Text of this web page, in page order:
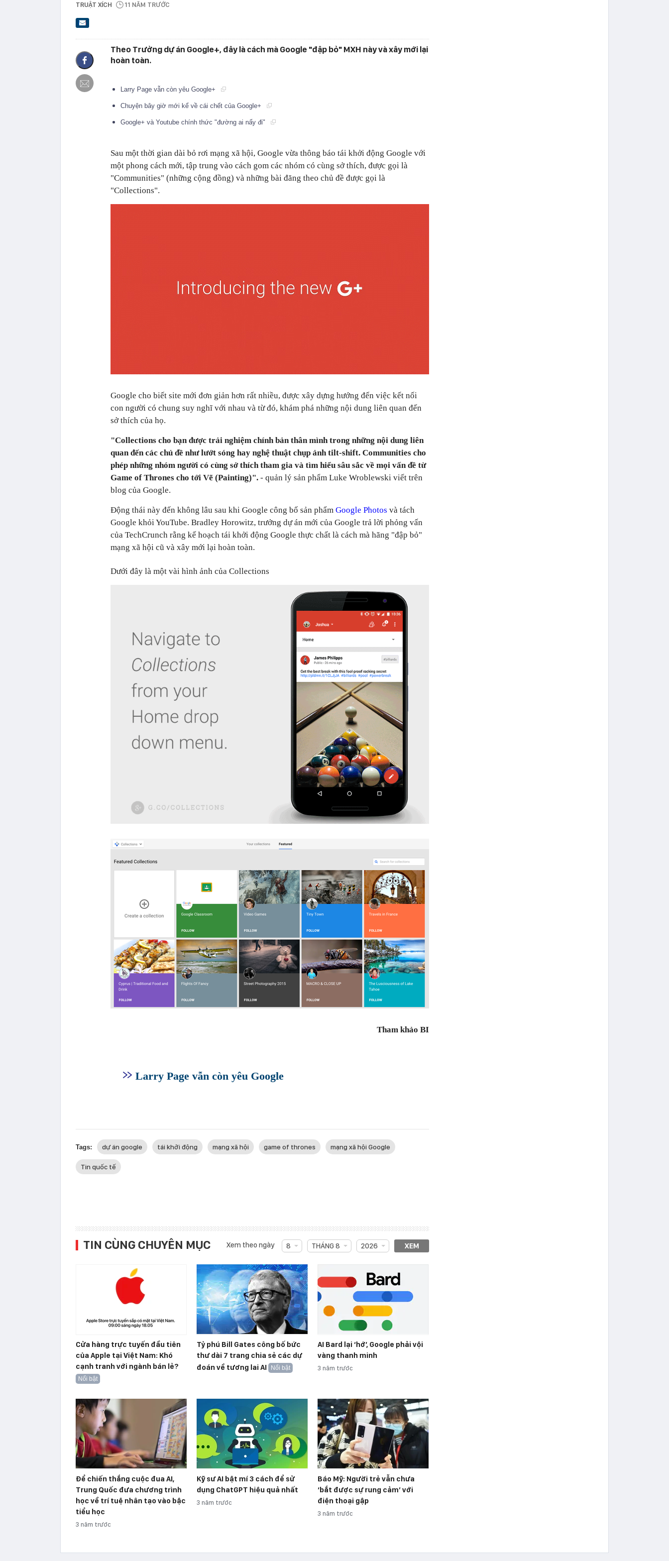
TRUẬT XÍCH 11 NĂM TRƯỚC
Theo Trưởng dự án Google+, đây là cách mà Google "đập bỏ" MXH này và xây mới lại
hoàn toàn.
Larry Page vẫn còn yêu Google+
Chuyện bây giờ mới kể về cái chết của Google+
Google+ và Youtube chính thức "đường ai nấy đi"
Sau một thời gian dài bỏ rơi mạng xã hội, Google vừa thông báo tái khởi động Google với
một phong cách mới, tập trung vào cách gom các nhóm có cùng sở thích, được gọi là
"Communities" (những cộng đồng) và những bài đăng theo chủ đề được gọi là
"Collections".
Google cho biết site mới đơn giản hơn rất nhiều, được xây dựng hướng đến việc kết nối
con người có chung suy nghĩ với nhau và từ đó, khám phá những nội dung liên quan đến
sở thích của họ.
"Collections cho bạn được trải nghiệm chính bản thân mình trong những nội dung liên
quan đến các chủ đề như lướt sóng hay nghệ thuật chụp ảnh tilt-shift. Communities cho
phép những nhóm người có cùng sở thích tham gia và tìm hiểu sâu sắc về mọi vấn đề từ
Game of Thrones cho tới Vẽ (Painting)". - quản lý sản phẩm Luke Wroblewski viết trên
blog của Google.
Động thái này đến không lâu sau khi Google công bố sản phẩm Google Photos và tách
Google khỏi YouTube. Bradley Horowitz, trưởng dự án mới của Google trả lời phỏng vấn
của TechCrunch rằng kế hoạch tái khởi động Google thực chất là cách mà hãng "đập bỏ"
mạng xã hội cũ và xây mới lại hoàn toàn.
Dưới đây là một vài hình ảnh của Collections
Tham khảo BI
Larry Page vẫn còn yêu Google
Tags: dự án google tái khởi động mạng xã hội game of thrones mạng xã hội Google
Tin quốc tế
TIN CÙNG CHUYÊN MỤC Xem theo ngày 8 THÁNG 8 2026 XEM
Cửa hàng trực tuyến đầu tiên
của Apple tại Việt Nam: Khó
cạnh tranh với ngành bán lẻ?
Nổi bật
Tỷ phú Bill Gates công bố bức
thư dài 7 trang chia sẻ các dự
đoán về tương lai AI
Nổi bật
AI Bard lại ‘hớ’, Google phải vội
vàng thanh minh
3 năm trước
Để chiến thắng cuộc đua AI,
Trung Quốc đưa chương trình
học về trí tuệ nhân tạo vào bậc
tiểu học
3 năm trước
Kỹ sư AI bật mí 3 cách để sử
dụng ChatGPT hiệu quả nhất
3 năm trước
Báo Mỹ: Người trẻ vẫn chưa
‘bắt được sự rung cảm’ với
điện thoại gập
3 năm trước